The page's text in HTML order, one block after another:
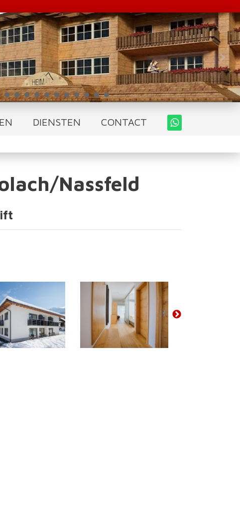
DIENSTEN CONTACT
Nassfeld